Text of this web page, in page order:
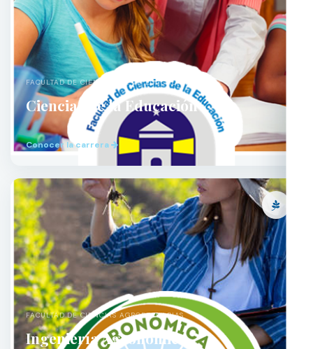
FACULTAD DE CIENCIAS DE LA EDUCACIÓN
Ciencias de la Educación
Conocer la carrera
FACULTAD DE CIENCIAS AGROPECUARIAS
Ingeniería Agronómica